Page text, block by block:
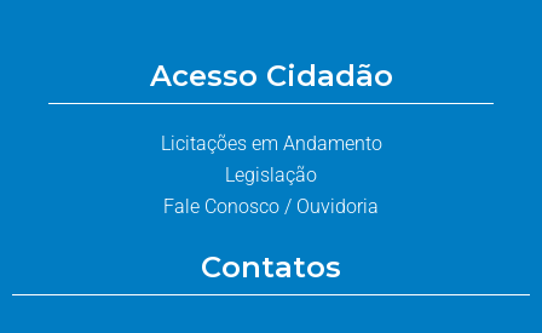
Acesso Cidadão
Licitações em Andamento
Legislação
Fale Conosco / Ouvidoria
Contatos